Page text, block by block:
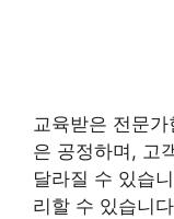
교육받은 전문
은 공정하며, 고
달라질 수 있습
리할 수 있습니